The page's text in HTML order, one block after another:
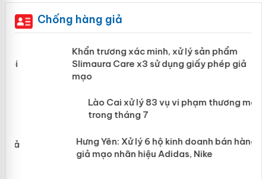
Chống hàng giả
Khẩn trương xác minh, xử lý sản phẩm
Slimaura Care x3 sử dụng giấy phép
giả mạo
mại trong tháng 7